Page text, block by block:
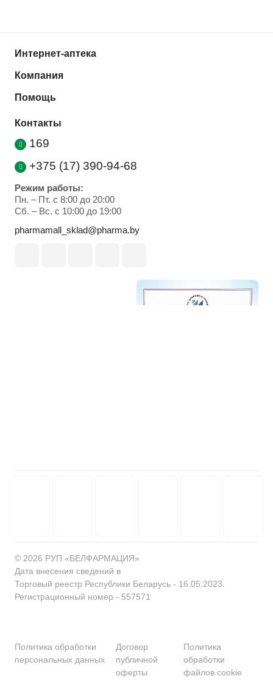
Интернет-аптека
Компания
Помощь
Контакты
169
+375 (17) 390-94-68
Режим работы:
Пн. – Пт. с 8:00 до 20:00
Cб. – Вс. с 10:00 до 19:00
pharmamall_sklad@pharma.by
© 2026 РУП «БЕЛФАРМАЦИЯ»
Дата внесения сведений в
Торговый реестр Республики Беларусь - 16.05.2023.
Регистрационный номер - 557571
Политика обработки
персональных данных
Договор
публичной
оферты
Политика
обработки
файлов cookie